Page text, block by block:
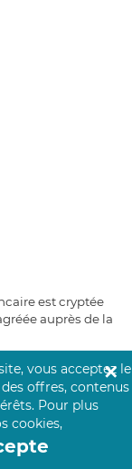
est cryptée
auprès de la
vous acceptez le
offres, contenus
Pour plus
cookies,
✕